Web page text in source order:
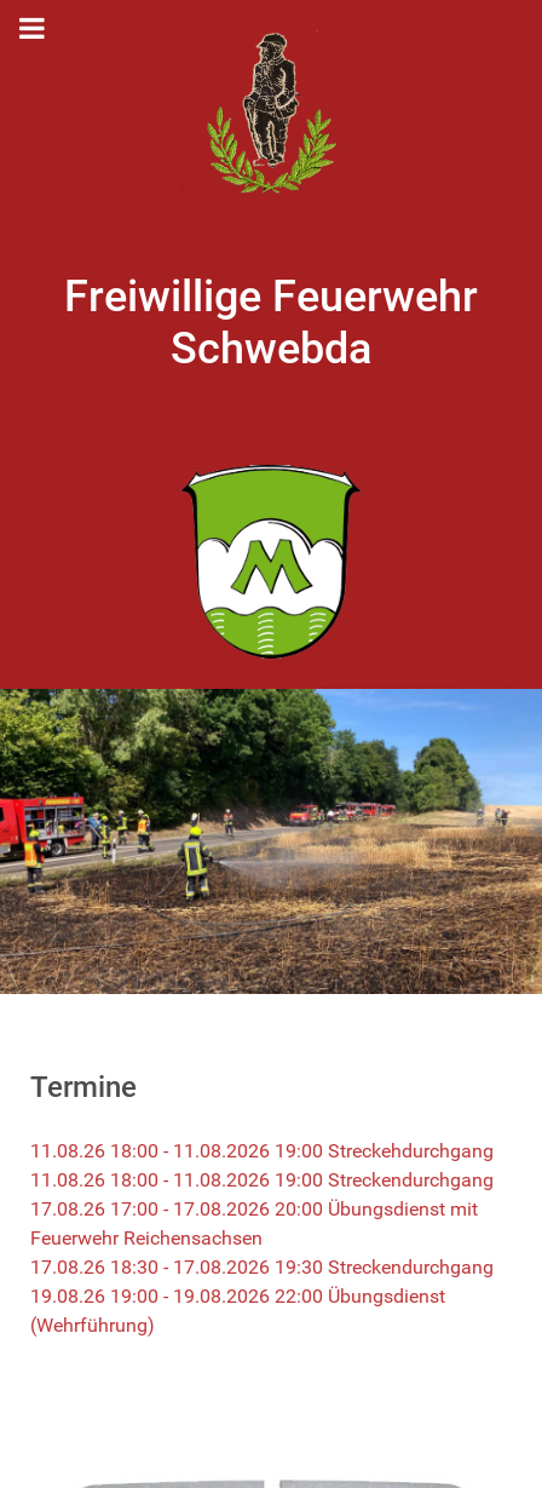
Freiwillige Feuerwehr
Schwebda
Termine
11.08.26 18:00 - 11.08.2026 19:00 Streckehdurchgang
11.08.26 18:00 - 11.08.2026 19:00 Streckendurchgang
17.08.26 17:00 - 17.08.2026 20:00 Übungsdienst mit
Feuerwehr Reichensachsen
17.08.26 18:30 - 17.08.2026 19:30 Streckendurchgang
19.08.26 19:00 - 19.08.2026 22:00 Übungsdienst
(Wehrführung)